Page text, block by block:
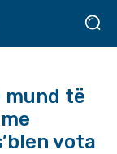
mund të
vota